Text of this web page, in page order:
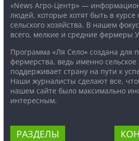
«News Агро-Центр» —
людей, которые хотят быть в
сельского хозяйства. В нашем
всего, мелкие и средние фермеры
Программа «Ля Село» создана для
фермерства, ведь именно сельское
поддерживает страну на пути к
Наши журналисты сделают все,
нашем сайте было максимально
интересным.
РАЗДЕЛЫ